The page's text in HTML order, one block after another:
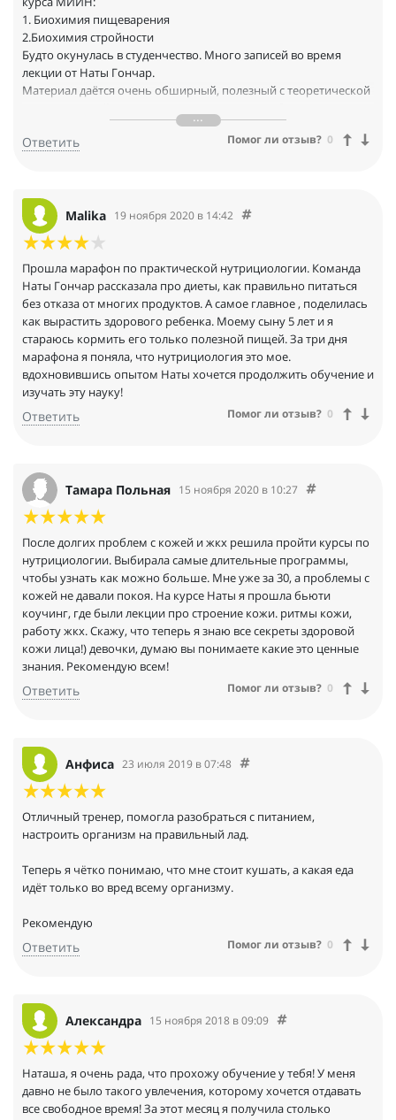
1. Биохимия пищеварения
2.Биохимия стройности
Будто окунулась в студенчество. Много записей во время
лекции от Наты Гончар.
Материал даётся очень обширный, полезный с теоретической
познакомиться с другими лекторами, каждый из которых в
своей манере помогал слушателям разобраться в обширной
Ответить Помог ли отзыв? 0
Malika 19 ноября 2020 в 14:42
Прошла марафон по практической нутрициологии. Команда
Наты Гончар рассказала про диеты, как правильно питаться
без отказа от многих продуктов. А самое главное , поделилась
как вырастить здорового ребенка. Моему сыну 5 лет и я
стараюсь кормить его только полезной пищей. За три дня
марафона я поняла, что нутрициология это мое.
вдохновившись опытом Наты хочется продолжить обучение и
изучать эту науку!
Ответить Помог ли отзыв? 0
Тамара Польная 15 ноября 2020 в 10:27
После долгих проблем с кожей и жкх решила пройти курсы по
нутрициологии. Выбирала самые длительные программы,
чтобы узнать как можно больше. Мне уже за 30, а проблемы с
кожей не давали покоя. На курсе Наты я прошла бьюти
коучинг, где были лекции про строение кожи. ритмы кожи,
работу жкх. Скажу, что теперь я знаю все секреты здоровой
кожи лица!) девочки, думаю вы понимаете какие это ценные
знания. Рекомендую всем!
Ответить Помог ли отзыв? 0
Анфиса 23 июля 2019 в 07:48
Отличный тренер, помогла разобраться с питанием,
настроить организм на правильный лад.
Теперь я чётко понимаю, что мне стоит кушать, а какая еда
идёт только во вред всему организму.
Рекомендую
Ответить Помог ли отзыв? 0
Александра 15 ноября 2018 в 09:09
Наташа, я очень рада, что прохожу обучение у тебя! У меня
давно не было такого увлечения, которому хочется отдавать
все свободное время! За этот месяц я получила столько